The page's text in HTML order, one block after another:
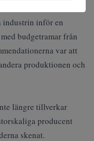
industrin inför en
budgetramar från
var att
produktionen och
längre tillverkar
producent
skenat.